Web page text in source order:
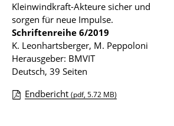
t
i
o
n
Kleinwindkraft-Akteure sicher und
sorgen für neue Impulse.
Schriftenreihe 6/2019
K. Leonhartsberger, M. Peppoloni
Herausgeber: BMVIT
Deutsch, 39 Seiten
Endbericht (pdf, 5.72 MB)